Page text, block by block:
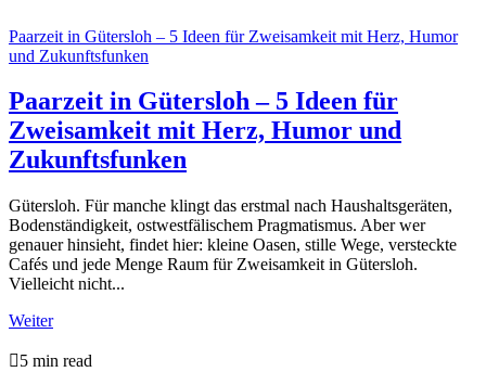
Paarzeit in Gütersloh – 5 Ideen für Zweisamkeit mit Herz, Humor
und Zukunftsfunken
Paarzeit in Gütersloh – 5 Ideen für
Zweisamkeit mit Herz, Humor und
Zukunftsfunken
Gütersloh. Für manche klingt das erstmal nach Haushaltsgeräten,
Bodenständigkeit, ostwestfälischem Pragmatismus. Aber wer
genauer hinsieht, findet hier: kleine Oasen, stille Wege, versteckte
Cafés und jede Menge Raum für Zweisamkeit in Gütersloh.
Vielleicht nicht...
Weiter
5 min read